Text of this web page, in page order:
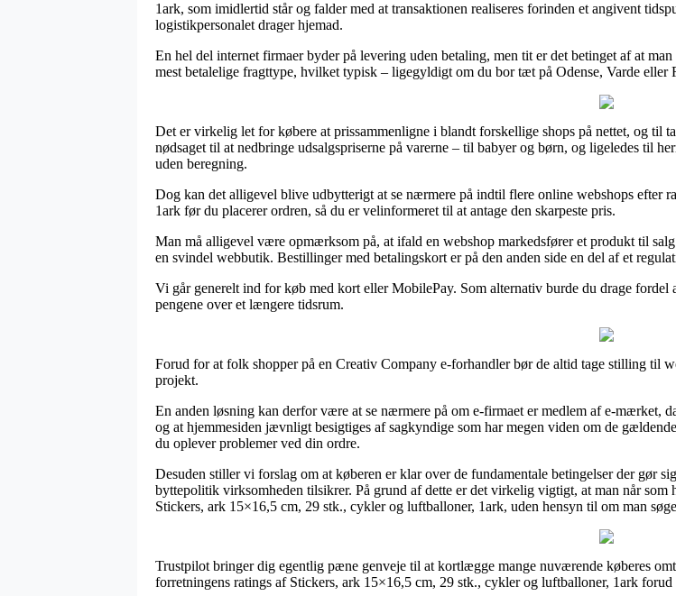
1ark, som imidlertid står og falder med at transaktionen realiseres forinden et angivent
logistikpersonalet drager hjemad.
En hel del internet firmaer byder på levering uden betaling, men tit er det betinget af at
mest betalelige fragttype, hvilket typisk – ligegyldigt om du bor tæt på Odense, Varde
Det er virkelig let for købere at prissammenligne i blandt forskellige shops på nettet, og til
nødsaget til at nedbringe udsalgspriserne på varerne – til babyer og børn, og ligeledes til
uden beregning.
Dog kan det alligevel blive udbytterigt at se nærmere på indtil flere online webshops efter
1ark før du placerer ordren, så du er velinformeret til at antage den skarpeste pris.
Man må alligevel være opmærksom på, at ifald en webshop markedsfører et produkt til
en svindel webbutik. Bestillinger med betalingskort er på den anden side en del af et
Vi går generelt ind for køb med kort eller MobilePay. Som alternativ burde du drage
pengene over et længere tidsrum.
Forud for at folk shopper på en Creativ Company e-forhandler bør de altid tage stilling til
projekt.
En anden løsning kan derfor være at se nærmere på om e-firmaet er medlem af e-mærket,
og at hjemmesiden jævnligt besigtiges af sagkyndige som har megen viden om de
du oplever problemer ved din ordre.
Desuden stiller vi forslag om at køberen er klar over de fundamentale betingelser der gør
byttepolitik virksomheden tilsikrer. På grund af dette er det virkelig vigtigt, at man når
Stickers, ark 15×16,5 cm, 29 stk., cykler og luftballoner, 1ark, uden hensyn til om man
Trustpilot bringer dig egentlig pæne genveje til at kortlægge mange nuværende køberes
forretningens ratings af Stickers, ark 15×16,5 cm, 29 stk., cykler og luftballoner, 1ark